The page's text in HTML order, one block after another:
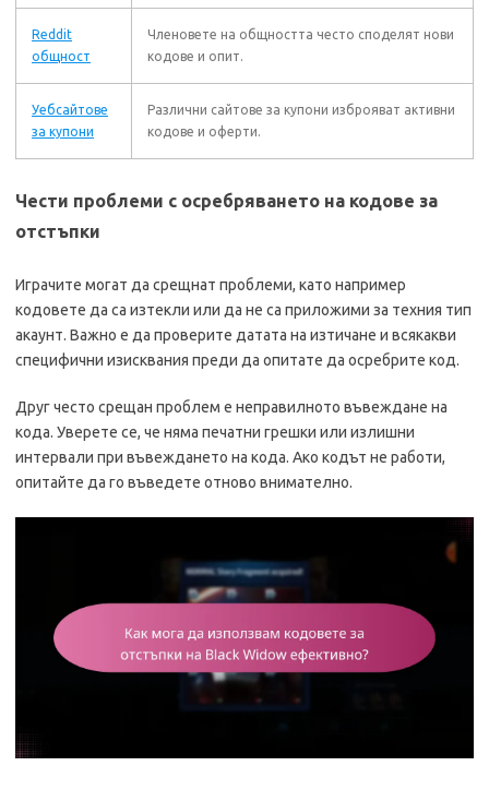
Reddit
общност
Членовете на общността често споделят нови
кодове и опит.
Уебсайтове
за купони
Различни сайтове за купони изброяват активни
кодове и оферти.
Чести проблеми с осребряването на кодове за
отстъпки
Играчите могат да срещнат проблеми, като например
кодовете да са изтекли или да не са приложими за техния тип
акаунт. Важно е да проверите датата на изтичане и всякакви
специфични изисквания преди да опитате да осребрите код.
Друг често срещан проблем е неправилното въвеждане на
кода. Уверете се, че няма печатни грешки или излишни
интервали при въвеждането на кода. Ако кодът не работи,
опитайте да го въведете отново внимателно.